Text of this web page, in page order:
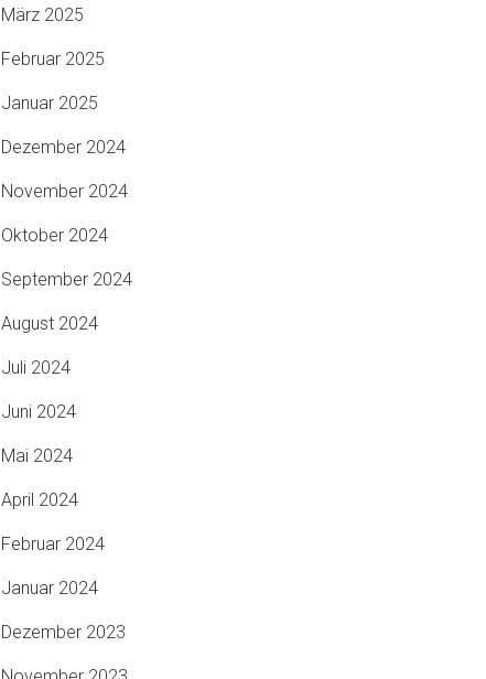
März 2025
Februar 2025
Januar 2025
Dezember 2024
November 2024
Oktober 2024
September 2024
August 2024
Juli 2024
Juni 2024
Mai 2024
April 2024
Februar 2024
Januar 2024
Dezember 2023